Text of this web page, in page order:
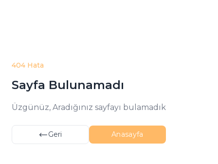
404 Hata
Sayfa Bulunamadı
Üzgünüz, Aradığınız sayfayı bulamadık
Geri Anasayfa